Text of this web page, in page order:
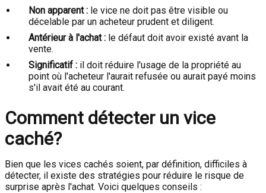
Non apparent : le vice ne doit pas être visible ou
décelable par un acheteur prudent et diligent.
Antérieur à l'achat : le défaut doit avoir existé avant la
vente.
Significatif : il doit réduire l'usage de la propriété au
point où l'acheteur l'aurait refusée ou aurait payé moins
s'il avait été au courant.
Comment détecter un vice
caché?
Bien que les vices cachés soient, par définition, difficiles à
détecter, il existe des stratégies pour réduire le risque de
surprise après l'achat. Voici quelques conseils :